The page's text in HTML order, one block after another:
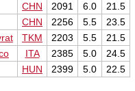
CHN 2091 6.0
21.5
CHN 2256 5.5
23.5
TKM 2203 5.5
21.5
ITA 2385 5.0
24.5
HUN 2399 5.0 22.5